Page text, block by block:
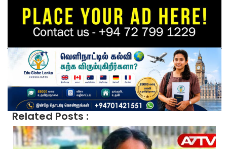
Related Posts :